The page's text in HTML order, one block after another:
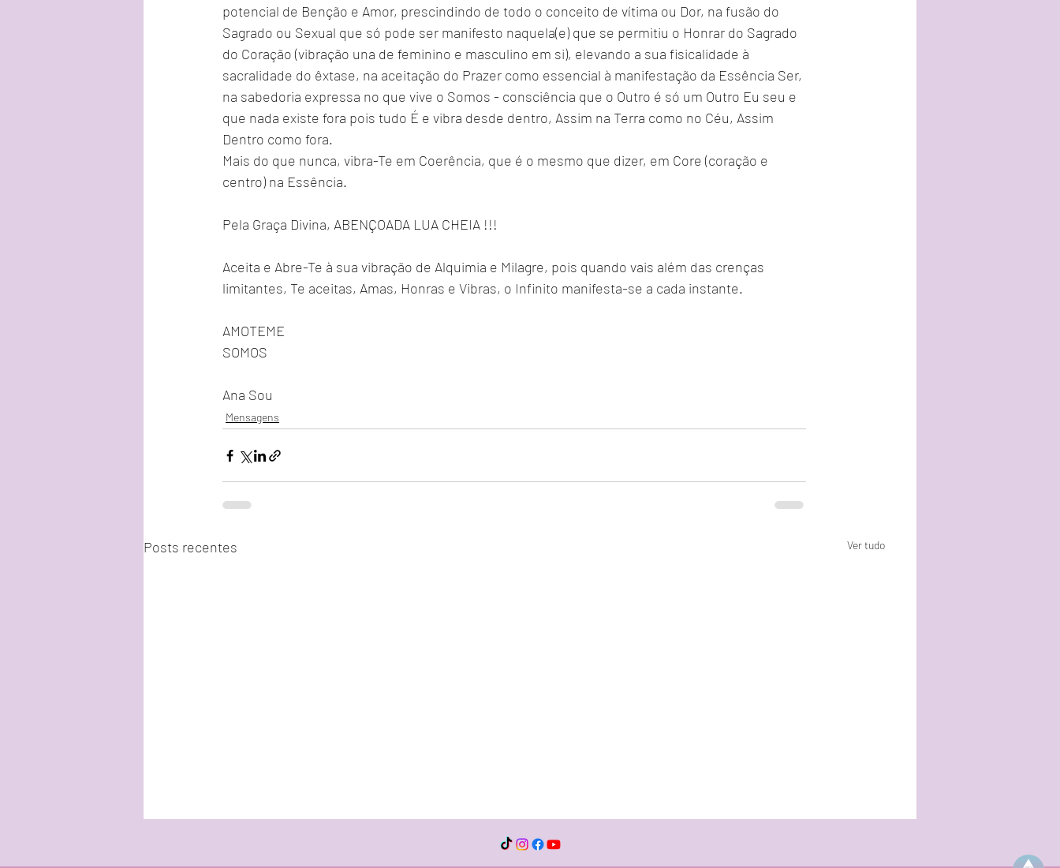
potencial de Benção e Amor, prescindindo de todo o conceito de vítima ou Dor, na fusão do
Sagrado ou Sexual que só pode ser manifesto naquela(e) que se permitiu o Honrar do Sagrado
do Coração (vibração una de feminino e masculino em si), elevando a sua fisicalidade à
sacralidade do êxtase, na aceitação do Prazer como essencial à manifestação da Essência Ser,
na sabedoria expressa no que vive o Somos - consciência que o Outro é só um Outro Eu seu e
que nada existe fora pois tudo É e vibra desde dentro, Assim na Terra como no Céu, Assim
Dentro como fora.
Mais do que nunca, vibra-Te em Coerência, que é o mesmo que dizer, em Core (coração e
centro) na Essência.
Pela Graça Divina, ABENÇOADA LUA CHEIA !!!
Aceita e Abre-Te à sua vibração de Alquimia e Milagre, pois quando vais além das crenças
limitantes, Te aceitas, Amas, Honras e Vibras, o Infinito manifesta-se a cada instante.
AMOTEME
SOMOS
Ana Sou
Mensagens
Posts recentes Ver tudo